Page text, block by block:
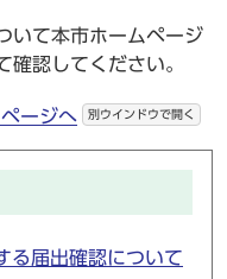
いて本市ホームページ
確認してください。
ージへ 別ウインドウで開く
る届出確認について